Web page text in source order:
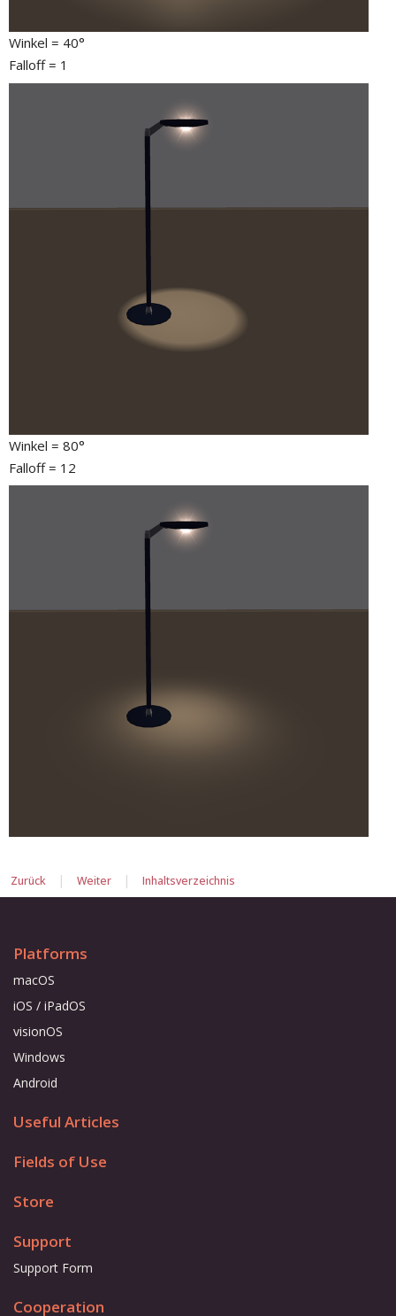
Winkel = 40°
Falloff = 1
Winkel = 80°
Falloff = 12
Zurück | Weiter | Inhaltsverzeichnis
Platforms
macOS
iOS / iPadOS
visionOS
Windows
Android
Useful Articles
Fields of Use
Store
Support
Support Form
Cooperation